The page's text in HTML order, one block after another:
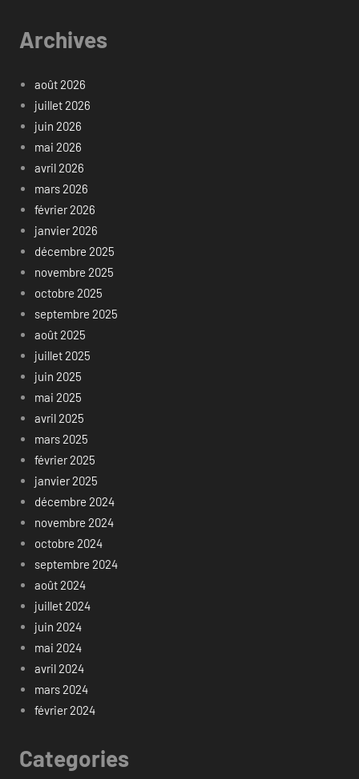
Archives
août 2026
juillet 2026
juin 2026
mai 2026
avril 2026
mars 2026
février 2026
janvier 2026
décembre 2025
novembre 2025
octobre 2025
septembre 2025
août 2025
juillet 2025
juin 2025
mai 2025
avril 2025
mars 2025
février 2025
janvier 2025
décembre 2024
novembre 2024
octobre 2024
septembre 2024
août 2024
juillet 2024
juin 2024
mai 2024
avril 2024
mars 2024
février 2024
Categories